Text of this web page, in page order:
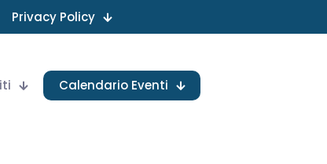
Privacy Policy
Calendario Eventi